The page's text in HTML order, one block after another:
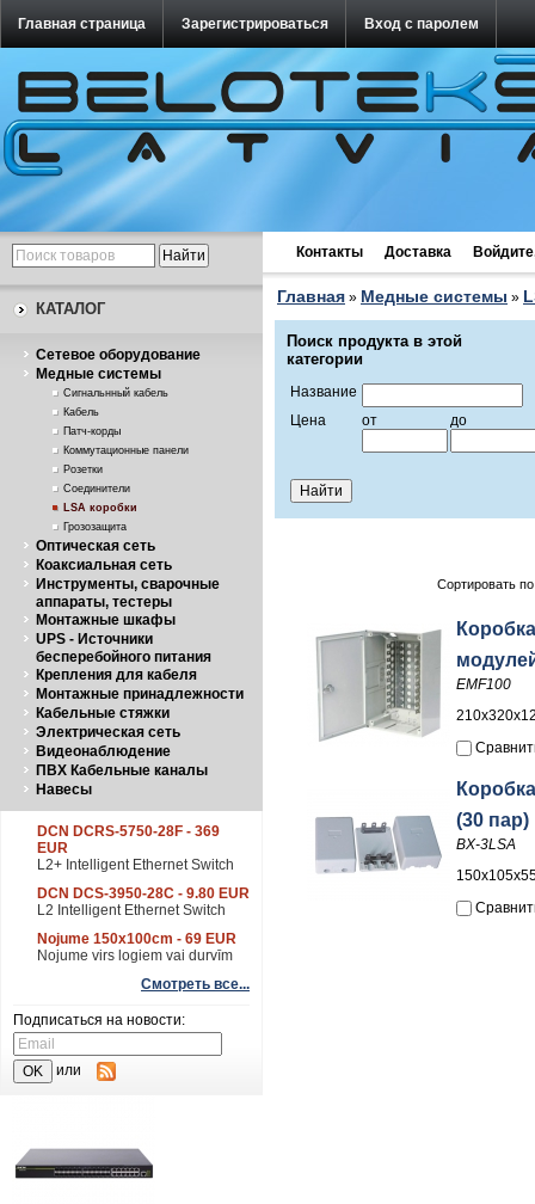
Главная страница Зарегистрироваться Вход с паролем
КАТАЛОГ
Cетевое оборудование
Медные системы
Сигнальнный кабель
Кабель
Патч-корды
Коммутационные панели
Розетки
Соединители
LSA коробки
Грозозащита
Оптическая сеть
Коаксиальная сеть
Инструменты, сварочные
аппараты, тестеры
Монтажные шкафы
UPS - Источники
бесперебойного питания
Крепления для кабеля
Монтажные принадлежности
Кабельные стяжки
Электрическая сеть
Видеонаблюдение
ПВХ Кабельные каналы
Навесы
DCN DCRS-5750-28F - 369
EUR
L2+ Intelligent Ethernet Switch
DCN DCS-3950-28C - 9.80 EUR
L2 Intelligent Ethernet Switch
Nojume 150x100cm - 69 EUR
Nojume virs logiem vai durvīm
Смотреть все...
Подписаться на новости:
или
Контакты Доставка
Главная » Медные системы »
Поиск продукта в этой
категории
Название
Цена
от до
Сортировать
EMF100
(30 пар)
BX-3LSA